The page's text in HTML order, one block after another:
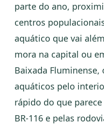
parte do ano,
centros
aquático que vai
mora na capital ou
Baixada Fluminense,
aquáticos pelo
rápido do que
BR-116 e pelas